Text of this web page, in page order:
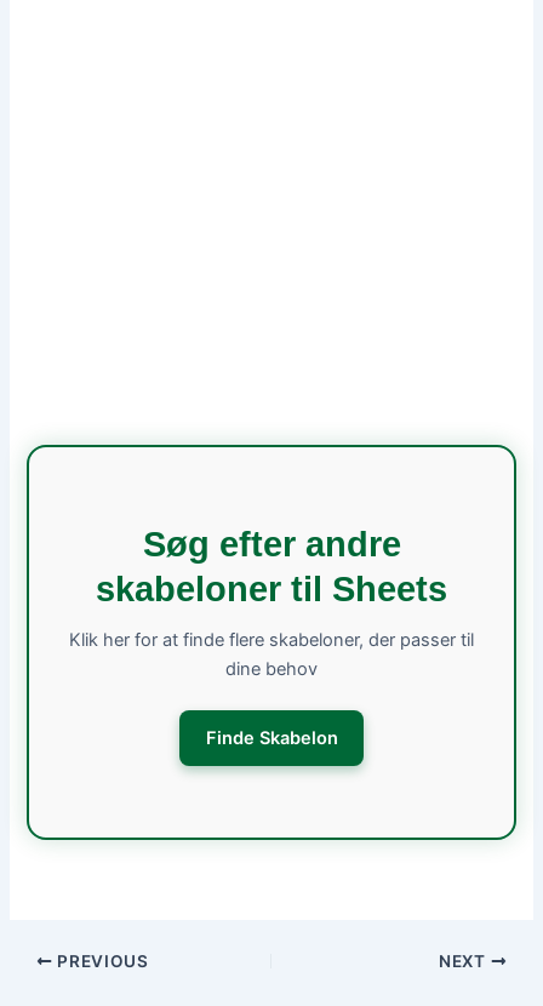
Søg efter andre
skabeloner til Sheets
Klik her for at finde flere skabeloner, der passer til
dine behov
Finde Skabelon
PREVIOUS NEXT